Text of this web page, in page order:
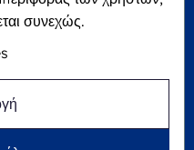
συνεχώς.
με αριθμό